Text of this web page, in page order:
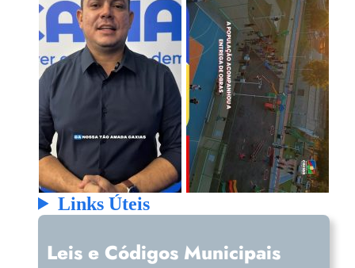
Links Úteis
Leis e Códigos Municipais